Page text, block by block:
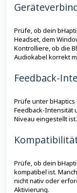
Prüfe, ob dein
Headset, dem
Kontrolliere, ob die
Audiokabel korrekt
Feedback-
Prüfe unter bHaptics
Feedback-Intensität
Niveau eingestellt
Prüfe, ob dein
kompatibel ist.
nicht nativ oder
Aktivierung.